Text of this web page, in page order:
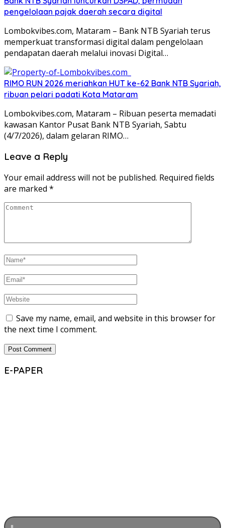
pengelolaan pajak daerah secara digital
Lombokvibes.com, Mataram – Bank NTB Syariah terus
memperkuat transformasi digital dalam pengelolaan
pendapatan daerah melalui inovasi Digital…
RIMO RUN 2026 meriahkan HUT ke-62 Bank NTB Syariah,
ribuan pelari padati Kota Mataram
Lombokvibes.com, Mataram – Ribuan peserta memadati
kawasan Kantor Pusat Bank NTB Syariah, Sabtu
(4/7/2026), dalam gelaran RIMO…
Leave a Reply
Your email address will not be published. Required fields
are marked *
Save my name, email, and website in this browser for
the next time I comment.
E-PAPER